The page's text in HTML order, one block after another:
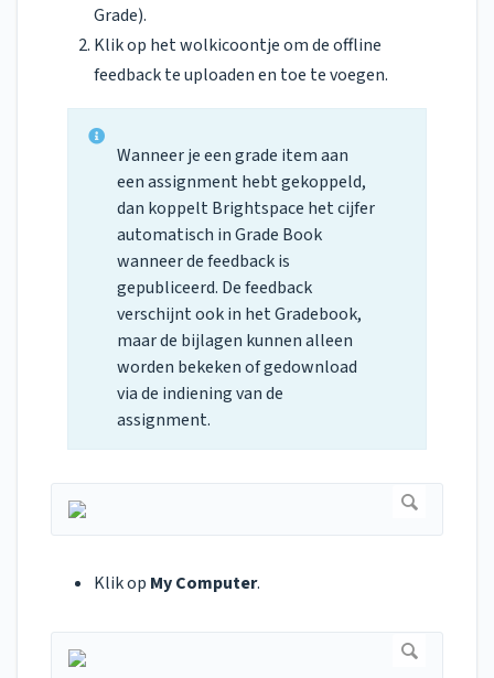
Grade).
Klik op het wolkicoontje om de offline
feedback te uploaden en toe te voegen.
Wanneer je een grade item aan
een assignment hebt gekoppeld,
dan koppelt Brightspace het cijfer
automatisch in Grade Book
wanneer de feedback is
gepubliceerd. De feedback
verschijnt ook in het Gradebook,
maar de bijlagen kunnen alleen
worden bekeken of gedownload
via de indiening van de
assignment.
Klik op My Computer.